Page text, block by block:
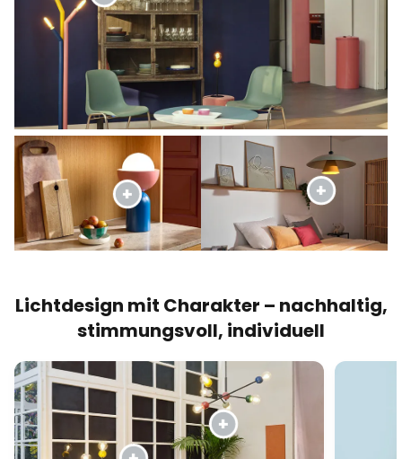
Lichtdesign mit Charakter – nachhaltig,
stimmungsvoll, individuell